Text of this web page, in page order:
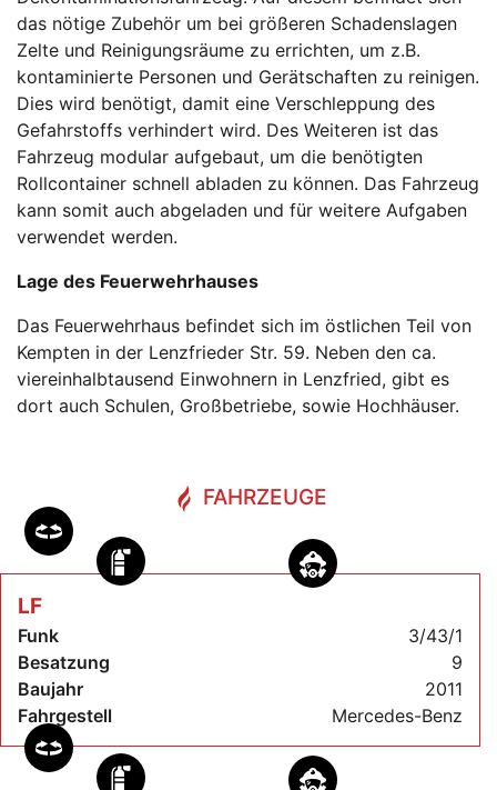
das nötige Zubehör um bei größeren Schadenslagen
Zelte und Reinigungsräume zu errichten, um z.B.
kontaminierte Personen und Gerätschaften zu reinigen.
Dies wird benötigt, damit eine Verschleppung des
Gefahrstoffs verhindert wird. Des Weiteren ist das
Fahrzeug modular aufgebaut, um die benötigten
Rollcontainer schnell abladen zu können. Das Fahrzeug
kann somit auch abgeladen und für weitere Aufgaben
verwendet werden.
Lage des Feuerwehrhauses
Das Feuerwehrhaus befindet sich im östlichen Teil von
Kempten in der Lenzfrieder Str. 59. Neben den ca.
viereinhalbtausend Einwohnern in Lenzfried, gibt es
dort auch Schulen, Großbetriebe, sowie Hochhäuser.
FAHRZEUGE
LF
Funk
3/43/1
Besatzung
9
Baujahr
2011
Fahrgestell
Mercedes-Benz